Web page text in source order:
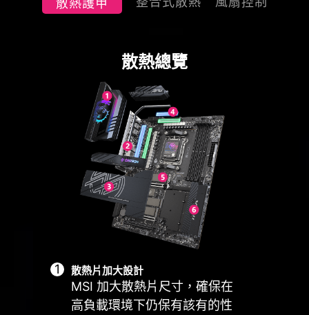
散熱護甲
散熱總覽
散熱片加大設計
MSI 加大散熱片尺寸，確保在
高負載環境下仍保有該有的性
排針配置在最佳的位置 (包含專用的水
泵供電接頭)，並可以連接 MSI 散熱器
和機殼，進行整合同步
Cooling Wizard 是一個全面的風扇設定
管理解決方案，並適用於所有 MSI 產
品。不論是系統風扇、PWM/DC 風扇還
是幫浦…等，都可自行調整，讓性能和
噪音達到自己可以接受的平衡點，只需
一鍵即可輕鬆控制。
MULTIPLE
PROFILES
SMART FAN &
MANUAL FAN